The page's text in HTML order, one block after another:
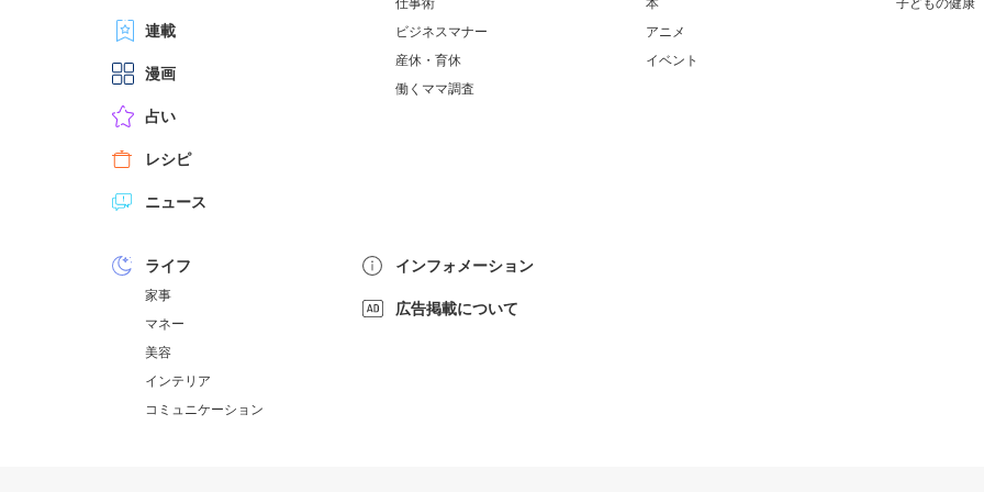
連載
漫画
占い
レシピ
ニュース
仕事術
ビジネスマナー
産休・育休
働くママ調査
本
アニメ
イベント
子どもの健康
ライフ
家事
マネー
美容
インテリア
コミュニケーション
インフォメーション
広告掲載について